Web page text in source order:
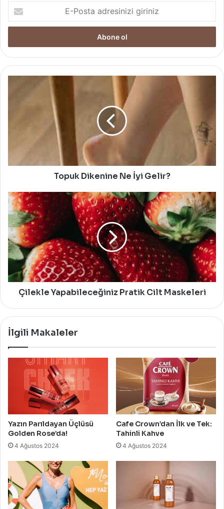
E-
Posta
adresinizi
Topuk Dikenine Ne İyi Gelir?
Çilekle
Yapabileceğiniz
Pratik
Cilt
Maskeleri
Çilekle Yapabileceğiniz Pratik Cilt Maskeleri
İlgili Makaleler
Yazın Parıldayan Üçlüsü
Golden Rose’da!
4 Ağustos 2024
Cafe Crown’dan İlk ve Tek:
Tahinli Kahve
4 Ağustos 2024